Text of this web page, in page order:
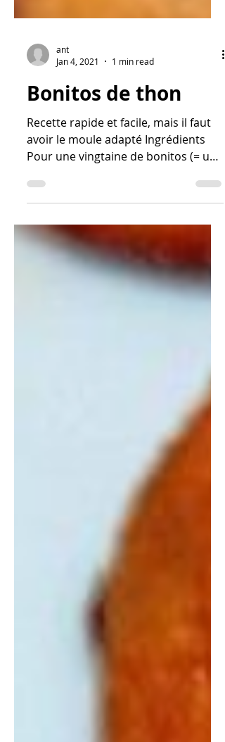
Jan 4, 2021
1 min read
Bonitos de thon
Recette rapide et facile, mais il faut
Pour une vingtaine de bonitos (= un
moule) 1 oignon 1 cs d'huile...